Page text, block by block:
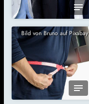
Bild von Bruno auf Pixabay